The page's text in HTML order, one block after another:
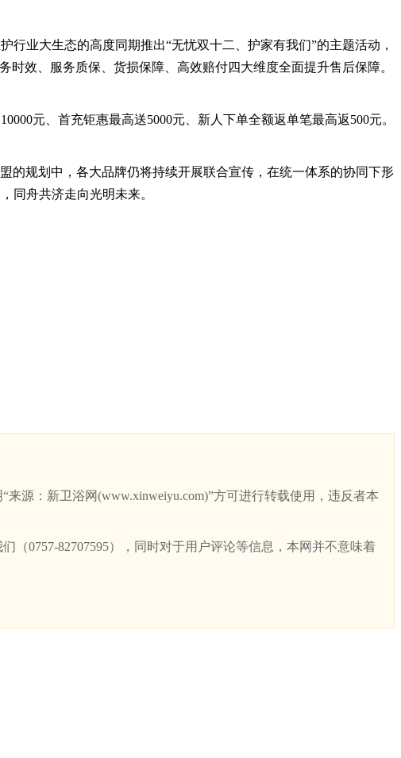
业大生态的高度同期推出“无忧双十二、护家有我们”的主题活动，
效、服务质保、货损保障、高效赔付四大维度全面提升售后保障。
元、首充钜惠最高送5000元、新人下单全额返单笔最高返500元。
的规划中，各大品牌仍将持续开展联合宣传，在统一体系的协同下形
同舟共济走向光明未来。
源：新卫浴网(www.xinweiyu.com)”方可进行转载使用，违反者本
0757-82707595），同时对于用户评论等信息，本网并不意味着